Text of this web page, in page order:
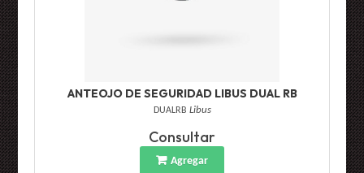
ANTEOJO DE SEGURIDAD LIBUS DUAL RB
DUALRB Libus
Consultar
Agregar